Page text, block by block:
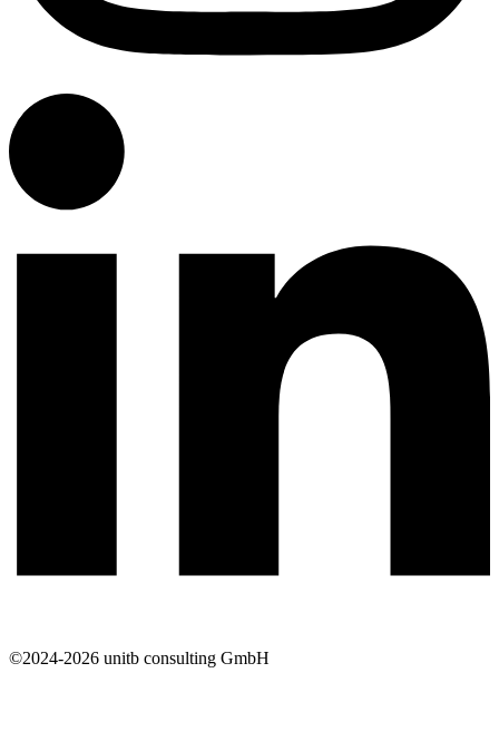
©2024-2026 unitb consulting GmbH